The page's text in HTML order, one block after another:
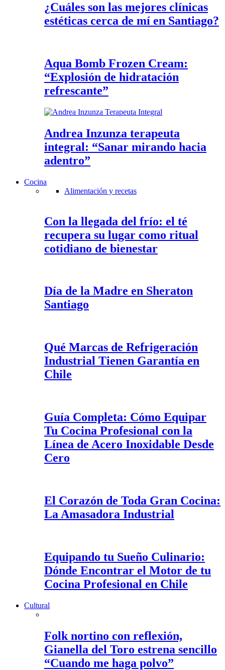
¿Cuáles son las mejores clínicas
estéticas cerca de mí en Santiago?
Aqua Bomb Frozen Cream:
“Explosión de hidratación
refrescante”
Andrea Inzunza terapeuta
integral: “Sanar mirando hacia
adentro”
Cocina
Alimentación y recetas
Con la llegada del frío: el té
recupera su lugar como ritual
cotidiano de bienestar
Día de la Madre en Sheraton
Santiago
Qué Marcas de Refrigeración
Industrial Tienen Garantía en
Chile
Guía Completa: Cómo Equipar
Tu Cocina Profesional con la
Línea de Acero Inoxidable Desde
Cero
El Corazón de Toda Gran Cocina:
La Amasadora Industrial
Equipando tu Sueño Culinario:
Dónde Encontrar el Motor de tu
Cocina Profesional en Chile
Cultural
Folk nortino con reflexión,
Gianella del Toro estrena sencillo
“Cuando me haga polvo”